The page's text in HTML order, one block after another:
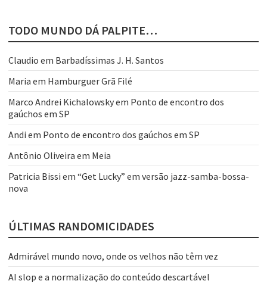
TODO MUNDO DÁ PALPITE…
Claudio em Barbadíssimas J. H. Santos
Maria em Hamburguer Grã Filé
Marco Andrei Kichalowskyem Ponto de encontro dos
gaúchos em SP
Andi em Ponto de encontro dos gaúchos em SP
Antônio Oliveira em Meia
Patricia Bissi em “Get Lucky” em versão jazz-samba-bossa-
nova
ÚLTIMAS RANDOMICIDADES
Admirável mundo novo, onde os velhos não têm vez
AI slop e a normalização do conteúdo descartável